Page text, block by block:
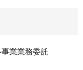
業業務委託